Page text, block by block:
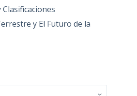
y El Futuro de la